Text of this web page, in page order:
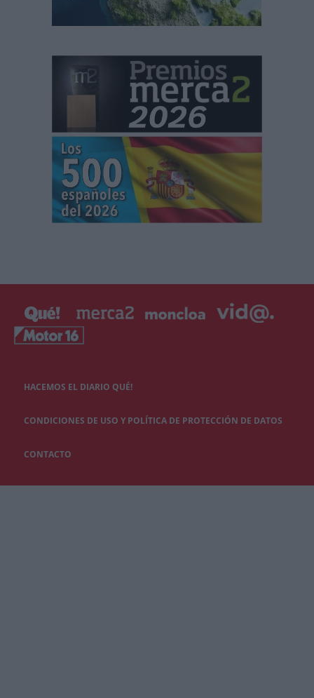
HACEMOS EL DIARIO QUÉ!
CONDICIONES DE USO Y POLÍTICA DE PROTECCIÓN DE DATOS
CONTACTO